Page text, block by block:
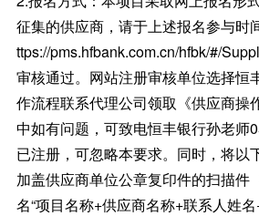
征集的供应商，请于上述报名参与时
ttps://pms.hfbank.com.cn/hfbk/#/
审核通过。网站注册审核单位选择恒
作流程联系代理公司领取《供应商操
中如有问题，可致电恒丰银行孙老师
已注册，可忽略本要求。同时，将以
加盖供应商单位公章复印件的扫描件
名“项目名称+供应商名称+联系人姓